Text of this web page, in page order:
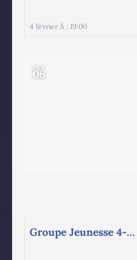
4 février À : 19:00
FÉV
06
Groupe Jeunesse 4-5 Cégep !!!